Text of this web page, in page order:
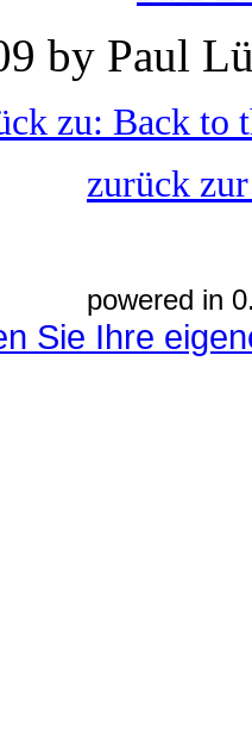
by Paul
zu: Back to
zurück
powered in
Sie Ihre